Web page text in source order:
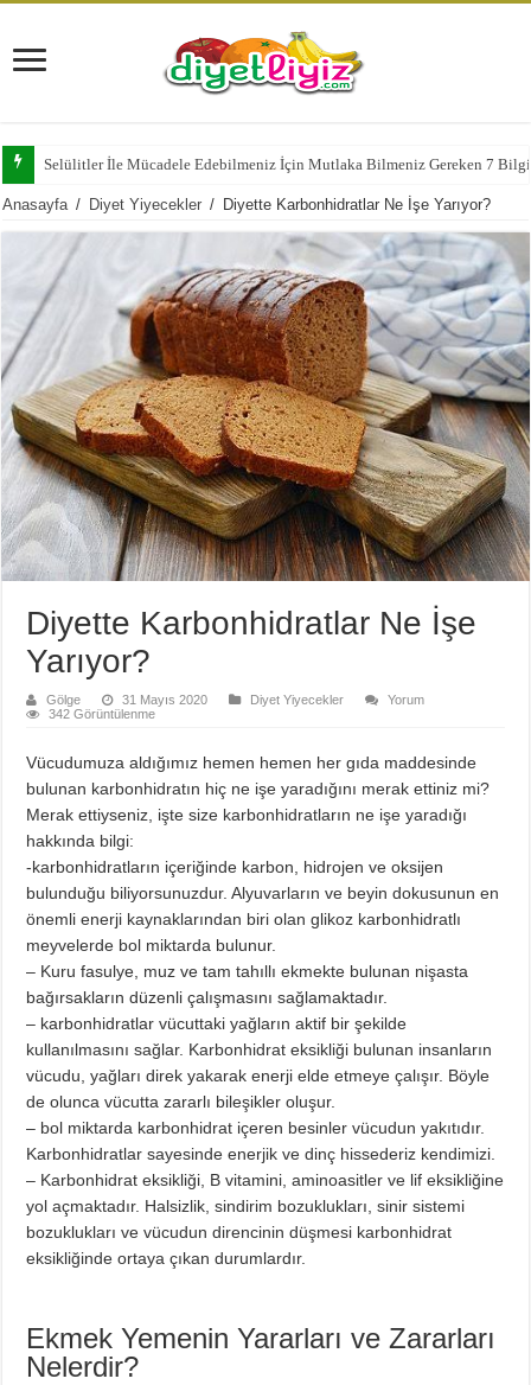
Selülitler İle Mücadele Edebilmeniz İçin Mutlaka Bilmeniz Gereken 7 Bilgi
Anasayfa / Diyet Yiyecekler / Diyette Karbonhidratlar Ne İşe Yarıyor?
Diyette Karbonhidratlar Ne İşe
Yarıyor?
Gölge 31 Mayıs 2020 Diyet Yiyecekler
Yorum
342 Görüntülenme
Vücudumuza aldığımız hemen hemen her gıda maddesinde
bulunan karbonhidratın hiç ne işe yaradığını merak ettiniz mi?
Merak ettiyseniz, işte size karbonhidratların ne işe yaradığı
hakkında bilgi:
-karbonhidratların içeriğinde karbon, hidrojen ve oksijen
bulunduğu biliyorsunuzdur. Alyuvarların ve beyin dokusunun en
önemli enerji kaynaklarından biri olan glikoz karbonhidratlı
meyvelerde bol miktarda bulunur.
– Kuru fasulye, muz ve tam tahıllı ekmekte bulunan nişasta
bağırsakların düzenli çalışmasını sağlamaktadır.
– karbonhidratlar vücuttaki yağların aktif bir şekilde
kullanılmasını sağlar. Karbonhidrat eksikliği bulunan insanların
vücudu, yağları direk yakarak enerji elde etmeye çalışır. Böyle
de olunca vücutta zararlı bileşikler oluşur.
– bol miktarda karbonhidrat içeren besinler vücudun yakıtıdır.
Karbonhidratlar sayesinde enerjik ve dinç hissederiz kendimizi.
– Karbonhidrat eksikliği, B vitamini, aminoasitler ve lif eksikliğine
yol açmaktadır. Halsizlik, sindirim bozuklukları, sinir sistemi
bozuklukları ve vücudun direncinin düşmesi karbonhidrat
eksikliğinde ortaya çıkan durumlardır.
Ekmek Yemenin Yararları ve Zararları
Nelerdir?